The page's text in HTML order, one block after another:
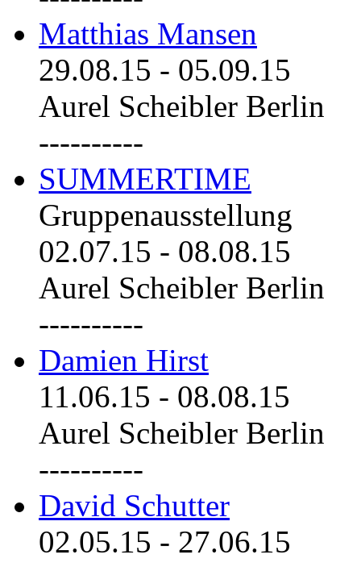
Matthias Mansen
29.08.15 - 05.09.15
Aurel Scheibler Berlin
----------
SUMMERTIME
Gruppenausstellung
02.07.15 - 08.08.15
Aurel Scheibler Berlin
----------
Damien Hirst
11.06.15 - 08.08.15
Aurel Scheibler Berlin
----------
David Schutter
02.05.15 - 27.06.15